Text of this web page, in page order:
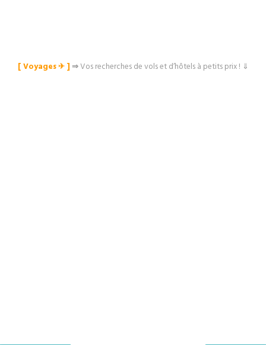
[ Voyages ✈︎ ]⇒Vos recherches de vols et d’hôtels à petits prix ! ⇓